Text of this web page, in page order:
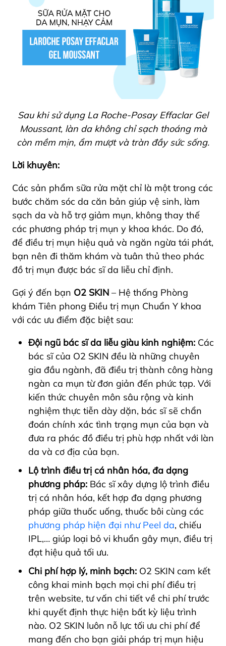
Sau khi sử dụng La Roche-Posay Effaclar Gel
Moussant, làn da không chỉ sạch thoáng mà
còn mềm mịn, ẩm mượt và tràn đầy sức sống.
Lời khuyên:
Các sản phẩm sữa rửa mặt chỉ là một trong các
bước chăm sóc da căn bản giúp vệ sinh, làm
sạch da và hỗ trợ giảm mụn, không thay thế
các phương pháp trị mụn y khoa khác. Do đó,
để điều trị mụn hiệu quả và ngăn ngừa tái phát,
bạn nên đi thăm khám và tuân thủ theo phác
đồ trị mụn được bác sĩ da liễu chỉ định.
Gợi ý đến bạn O2 SKIN – Hệ thống Phòng
khám Tiên phong Điều trị mụn Chuẩn Y khoa
với các ưu điểm đặc biệt sau:
Đội ngũ bác sĩ da liễu giàu kinh nghiệm: Các
bác sĩ của O2 SKIN đều là những chuyên
gia đầu ngành, đã điều trị thành công hàng
ngàn ca mụn từ đơn giản đến phức tạp. Với
kiến thức chuyên môn sâu rộng và kinh
nghiệm thực tiễn dày dặn, bác sĩ sẽ chẩn
đoán chính xác tình trạng mụn của bạn và
đưa ra phác đồ điều trị phù hợp nhất với làn
da và cơ địa của bạn.
Lộ trình điều trị cá nhân hóa, đa dạng
phương pháp: Bác sĩ xây dựng lộ trình điều
trị cá nhân hóa, kết hợp đa dạng phương
pháp giữa thuốc uống, thuốc bôi cùng các
phương pháp hiện đại như Peel da, chiếu
IPL,… giúp loại bỏ vi khuẩn gây mụn, điều trị
đạt hiệu quả tối ưu.
Chi phí hợp lý, minh bạch: O2 SKIN cam kết
công khai minh bạch mọi chi phí điều trị
trên website, tư vấn chi tiết về chi phí trước
khi quyết định thực hiện bất kỳ liệu trình
nào. O2 SKIN luôn nỗ lực tối ưu chi phí để
mang đến cho bạn giải pháp trị mụn hiệu